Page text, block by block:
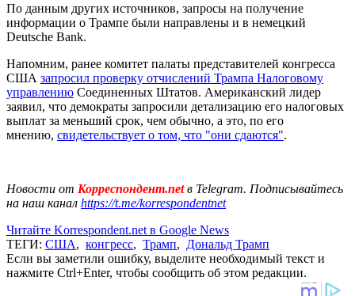
По данным других источников, запросы на получение
информации о Трампе были направлены и в немецкий
Deutsche Bank.
Напомним, ранее комитет палаты представителей конгресса
США запросил проверку отчислений Трампа Налоговому
управлению Соединенных Штатов. Американский лидер
заявил, что демократы запросили детализацию его налоговых
выплат за меньший срок, чем обычно, а это, по его
мнению, свидетельствует о том, что "они сдаются".
Новости от Корреспондент.netв Telegram. Подписывайтесь
на наш канал https://t.me/korrespondentnet
Читайте Korrespondent.net в Google News
ТЕГИ: США, конгресс, Трамп, Дональд Трамп
Если вы заметили ошибку, выделите необходимый текст и
нажмите Ctrl+Enter, чтобы сообщить об этом редакции.